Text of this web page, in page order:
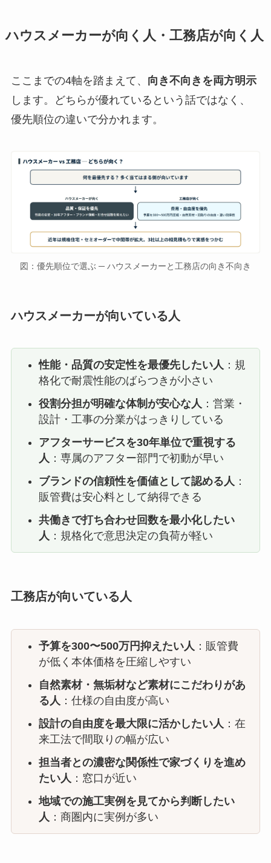
ハウスメーカーが向く人・工務店が向く人
ここまでの4軸を踏まえて、 向き不向きを両方明示
します。どちらが優れているという話ではなく、
優先順位の違いで分かれます。
図：優先順位で選ぶ ─ ハウスメーカーと工務店の向き不向き
ハウスメーカーが向いている人
性能・品質の安定性を最優先したい人 ：規
格化で耐震性能のばらつきが小さい
役割分担が明確な体制が安心な人 ：営業・
設計・工事の分業がはっきりしている
アフターサービスを30年単位で重視する
人 ：専属のアフター部門で初動が早い
ブランドの信頼性を価値として認める人 ：
販管費は安心料として納得できる
共働きで打ち合わせ回数を最小化したい
人 ：規格化で意思決定の負荷が軽い
工務店が向いている人
予算を300〜500万円抑えたい人 ：販管費
が低く本体価格を圧縮しやすい
自然素材・無垢材など素材にこだわりがあ
る人 ：仕様の自由度が高い
設計の自由度を最大限に活かしたい人 ：在
来工法で間取りの幅が広い
担当者との濃密な関係性で家づくりを進め
たい人 ：窓口が近い
地域での施工実例を見てから判断したい
人 ：商圏内に実例が多い